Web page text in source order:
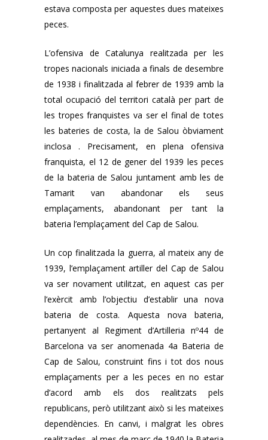
estava composta per aquestes dues mateixes
peces.
L’ofensiva de Catalunya realitzada per les
tropes nacionals iniciada a finals de desembre
de 1938 i finalitzada al febrer de 1939 amb la
total ocupació del territori català per part de
les tropes franquistes va ser el final de totes
les bateries de costa, la de Salou òbviament
inclosa . Precisament, en plena ofensiva
franquista, el 12 de gener del 1939 les peces
de la bateria de Salou juntament amb les de
Tamarit van abandonar els seus
emplaçaments, abandonant per tant la
bateria l’emplaçament del Cap de Salou.
Un cop finalitzada la guerra, al mateix any de
1939, l’emplaçament artiller del Cap de Salou
va ser novament utilitzat, en aquest cas per
l’exèrcit amb l’objectiu d’establir una nova
bateria de costa. Aquesta nova bateria,
pertanyent al Regiment d’Artilleria nº44 de
Barcelona va ser anomenada 4a Bateria de
Cap de Salou, construint fins i tot dos nous
emplaçaments per a les peces en no estar
d’acord amb els dos realitzats pels
republicans, però utilitzant això si les mateixes
dependències. En canvi, i malgrat les obres